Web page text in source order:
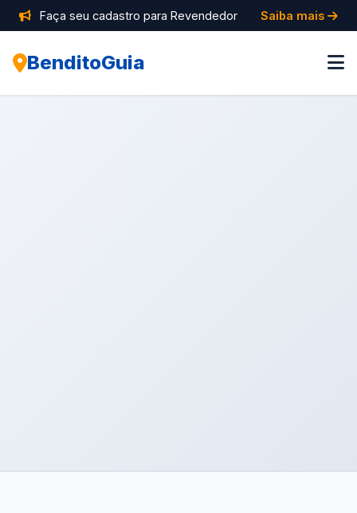
Faça seu cadastro para Revendedor Saiba mais
BenditoGuia